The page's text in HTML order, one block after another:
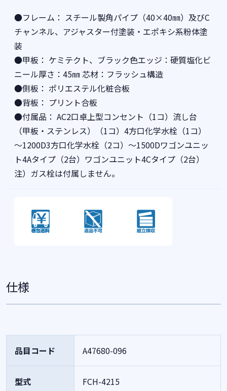
●フレーム： スチール製角パイプ（40×40㎜）及びC
チャンネル、アジャスター付塗装・エポキシ系粉体塗
装
●甲板： ケミテクト、ブラック色エッジ：硬質塩化ビ
ニール厚さ：45㎜ 芯材：フラッシュ構造
●側板： ポリエステル化粧合板
●背板： プリント合板
●付属品： AC2口卓上型コンセント（1コ）流し台
（甲板・ステンレス）（1コ）4方口化学水栓（1コ）
～1200D3方口化学水栓（2コ）～1500Dワゴンユニッ
ト4Aタイプ（2台）ワゴンユニット4Cタイプ（2台）
注）ガス栓は付属しません。
仕様
品目コード A47680-096
型式 FCH-4215